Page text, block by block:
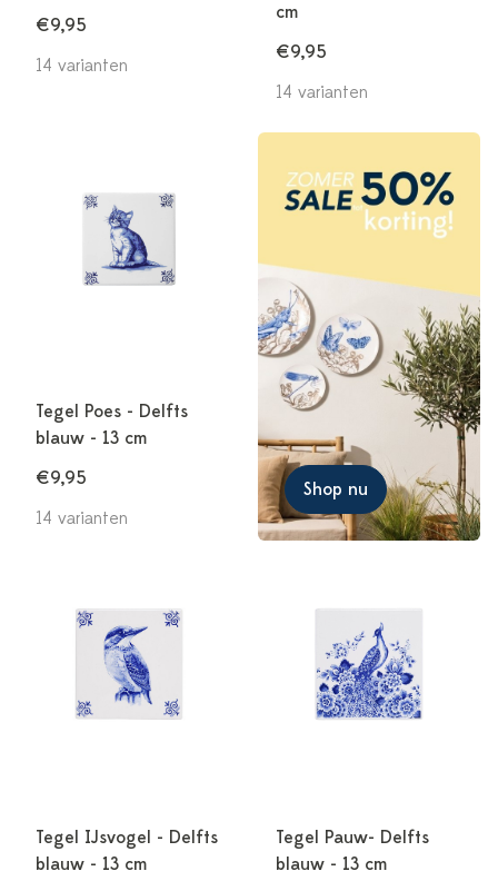
€9,95
14 varianten
cm
€9,95
14 varianten
Tegel Poes - Delfts
blauw - 13 cm
€9,95
14 varianten
Shop nu
Tegel IJsvogel - Delfts
blauw - 13 cm
Tegel Pauw- Delfts
blauw - 13 cm